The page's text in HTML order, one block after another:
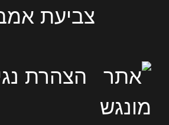
צביעת
הצהרת